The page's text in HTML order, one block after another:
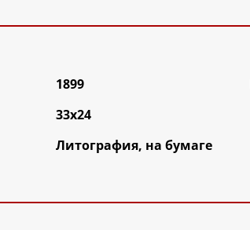
1899
33х24
Литография, на бумаге